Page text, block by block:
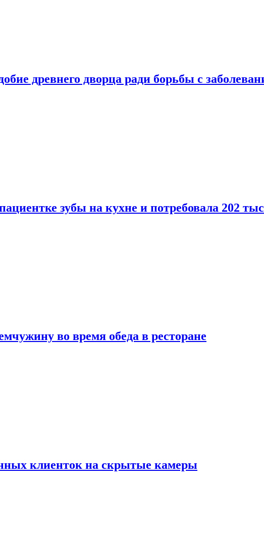
древнего дворца ради борьбы с
зубы на кухне и потребовала 202
во время обеда в ресторане
клиенток на скрытые камеры